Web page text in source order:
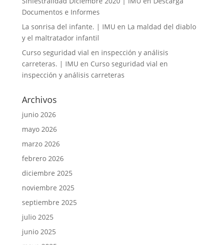
Documentos e Informes
La sonrisa del infante. | IMU en La maldad del diablo
y el maltratador infantil
Curso seguridad vial en inspección y análisis
carreteras. | IMU en Curso seguridad vial en
inspección y análisis carreteras
Archivos
junio 2026
mayo 2026
marzo 2026
febrero 2026
diciembre 2025
noviembre 2025
septiembre 2025
julio 2025
junio 2025